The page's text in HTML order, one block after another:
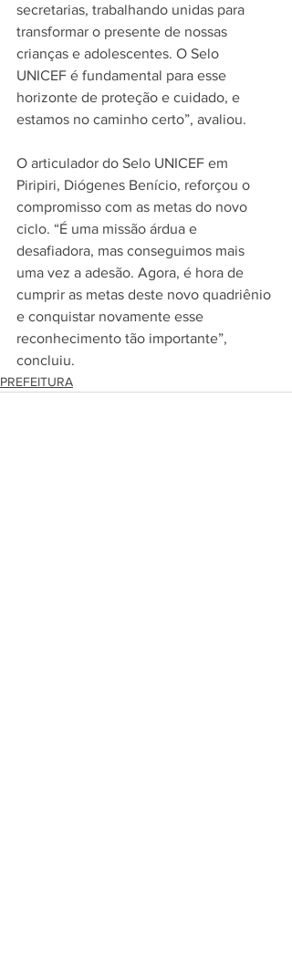
secretarias, trabalhando unidas para
transformar o presente de nossas
crianças e adolescentes. O Selo
UNICEF é fundamental para esse
horizonte de proteção e cuidado, e
estamos no caminho certo”, avaliou.
O articulador do Selo UNICEF em
Piripiri, Diógenes Benício, reforçou o
compromisso com as metas do novo
ciclo. “É uma missão árdua e
desafiadora, mas conseguimos mais
uma vez a adesão. Agora, é hora de
cumprir as metas deste novo quadriênio
e conquistar novamente esse
reconhecimento tão importante”,
concluiu.
PREFEITURA